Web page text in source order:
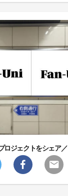
ロジェクトをシェア／